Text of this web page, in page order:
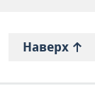
Наверх